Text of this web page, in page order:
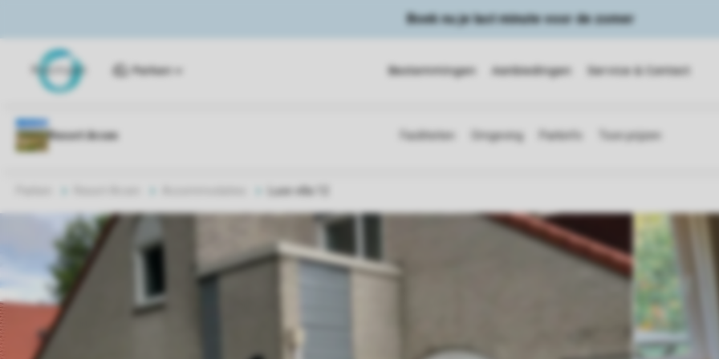
Boek nu je last minute voor de zomer
Parken Bestemmingen Aanbiedingen Service & Contact
Luxe villa 12